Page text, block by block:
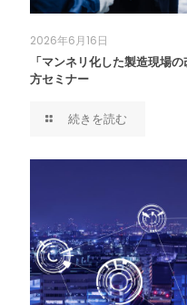
2026年6月16日
「マンネリ化した製造現場
方セミナー
続きを読む